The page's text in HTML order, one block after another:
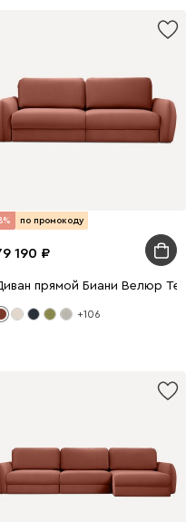
Жёлтый
по промокоду
190
прямой Биани Велюр
+106